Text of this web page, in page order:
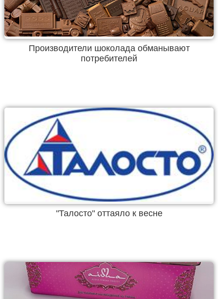
Производители шоколада обманывают
потребителей
"Талосто" оттаяло к весне